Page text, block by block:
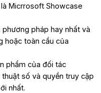
Micrrosoft Showcase
pháp hay nhất và
hoặc toàn cầu của
phẩm của đối tác
số và quyền truy cập
nhất.